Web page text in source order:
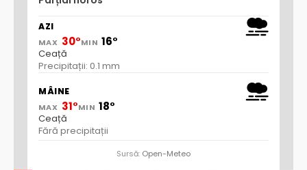
AZI
MAX 30°MIN 16°
Ceață
Precipitații: 0.1 mm
MÂINE
MAX 31°MIN 18°
Ceață
Fără precipitații
Sursă: Open-Meteo